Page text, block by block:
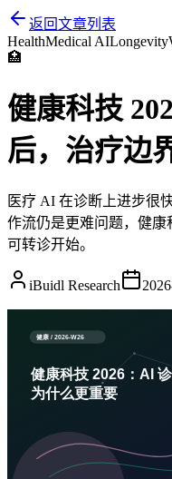
返回文章列表
HealthMedical AILongevity
🏥
健康科技
后，治疗边
医疗 AI 在诊断上进步很
作流仍是更难问题，健康
可转诊开始。
iBuidl Research